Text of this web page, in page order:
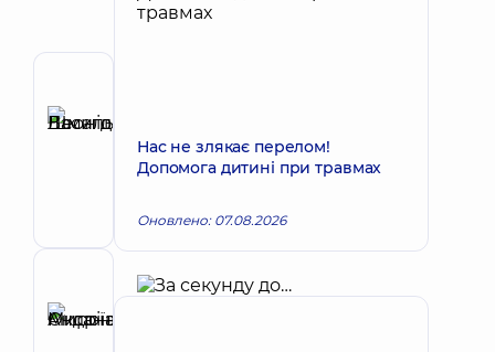
Василь
Леонідович
травматолог
Запис до лікаря
Рецензент
Нас не злякає перелом!
Допомога дитині при травмах
Оновлено: 07.08.2026